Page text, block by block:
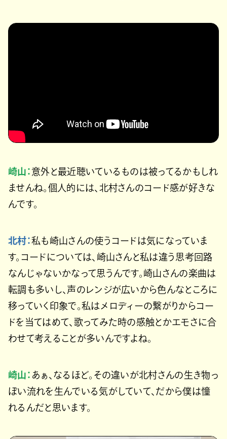
崎山：意外と最近聴いているものは被ってるかもしれ
ませんね。個人的には、北村さんのコード感が好きな
んです。
北村：私も崎山さんの使うコードは気になっていま
す。コードについては、崎山さんと私は違う思考回路
なんじゃないかなって思うんです。崎山さんの楽曲は
転調も多いし、声のレンジが広いから色んなところに
移っていく印象で。私はメロディーの繋がりからコー
ドを当てはめて、歌ってみた時の感触とかエモさに合
わせて考えることが多いんですよね。
崎山： あぁ、なるほど。その違いが北村さんの生き物っ
ぽい流れを生んでいる気がしていて、だから僕は憧
れるんだと思います。